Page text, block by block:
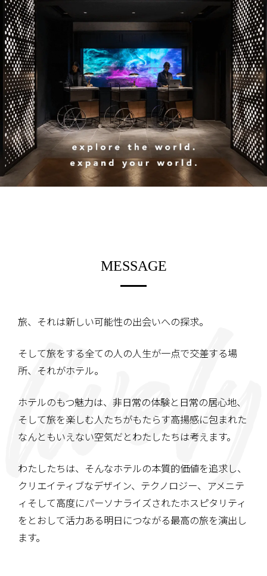
MESSAGE
旅、それは新しい可能性の出会いへの探求。
そして旅をする全ての人の人生が一点で交差する場
所、 それがホテル。
ホテルのもつ魅力は、非日常の体験と日常の居心地、
そして旅を楽しむ人たちがもたらす高揚感に包まれた
なんともいえない空気だとわたしたちは考えます。
わたしたちは、そんなホテルの本質的価値を追求し、
クリエイティブなデザイン、テクノロジー、アメニテ
ィ そして高度にパーソナライズされたホスピタリティ
を とおして活力ある明日につながる最高の旅を演出し
ます。